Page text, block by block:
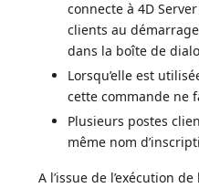
connecte à 4D
clients au
dans la boîte de
Lorsqu’elle est
cette commande ne
Plusieurs postes
même nom
A l’issue de l’exécution